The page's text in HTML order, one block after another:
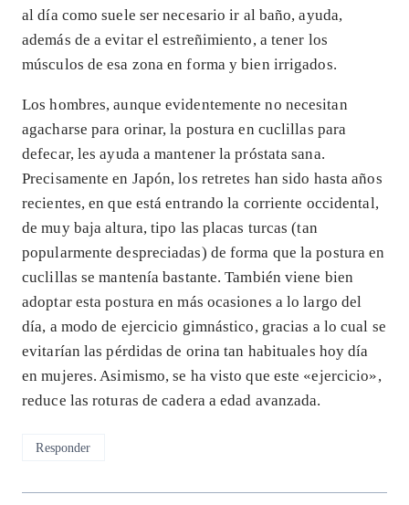
al día como suele ser necesario ir al baño, ayuda,
además de a evitar el estreñimiento, a tener los
músculos de esa zona en forma y bien irrigados.
Los hombres, aunque evidentemente no necesitan
agacharse para orinar, la postura en cuclillas para
defecar, les ayuda a mantener la próstata sana.
Precisamente en Japón, los retretes han sido hasta años
recientes, en que está entrando la corriente occidental,
de muy baja altura, tipo las placas turcas (tan
popularmente despreciadas) de forma que la postura en
cuclillas se mantenía bastante. También viene bien
adoptar esta postura en más ocasiones a lo largo del
día, a modo de ejercicio gimnástico, gracias a lo cual se
evitarían las pérdidas de orina tan habituales hoy día
en mujeres. Asimismo, se ha visto que este «ejercicio»,
reduce las roturas de cadera a edad avanzada.
Responder